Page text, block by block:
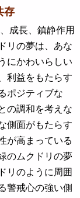
存
成長、鎮静作用
リの夢は、あな
にかわいらしい
利益をもたらす
ポジティブな
の調和を考えな
側面がもたらす
が高まっている
のムクドリの夢
リのように周囲
警戒心の強い側